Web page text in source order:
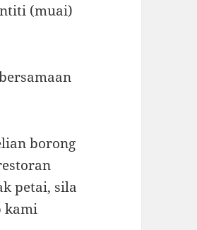
(muai)
borong
petai, sila
kami